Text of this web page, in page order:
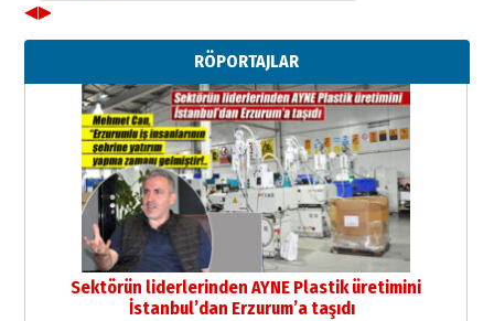
Erzurumspor’un köşe taşları
29 Haziran 2026 Pazartesi
Kenan GÜLERCİ
Murat Şahsuvaroğlu ERKON’da
çıtayı yukarı taşırken,
yönetimdekiler aşağı
çekmemeli!
17 Şubat 2026 Salı Orhan BOZKURT
Bir fotoğraf, bir şehir, bir
gazeteci… Dizginler kimin
elinde?
◀▶
RÖPORTAJLAR
Sektörün liderlerinden AYNE Plastik üretimini
İstanbul’dan Erzurum’a taşıdı